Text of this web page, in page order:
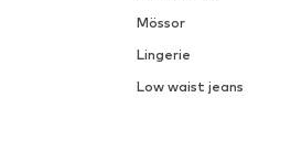
Mössor
Lingerie
Low waist jeans